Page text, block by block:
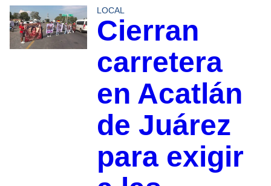
LOCAL
Cierran
carretera
en Acatlán
de Juárez
para exigir